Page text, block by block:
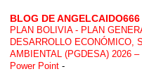
BLOG DE ANGELCAIDO666
PLAN BOLIVIA - PLAN
DESARROLLO ECONÓMICO,
AMBIENTAL (PGDESA) 2026
Power Point -